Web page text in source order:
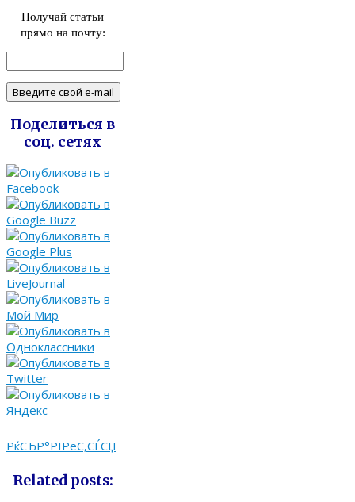
Получай статьи
прямо на почту:
Поделиться в
соц. сетях
РќСЂР°РІРёС‚СЃСЏ
Related posts: